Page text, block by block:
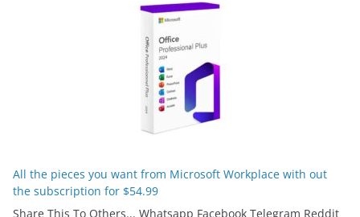
All the pieces you want from Microsoft Workplace with out
the subscription for $54.99
Share This To Others... Whatsapp Facebook Telegram Reddit